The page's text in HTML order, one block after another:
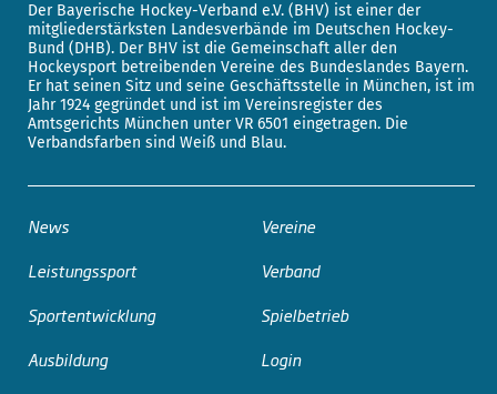
Der Bayerische Hockey-Verband e.V. (BHV) ist einer der
mitgliederstärksten Landesverbände im Deutschen Hockey-
Bund (DHB). Der BHV ist die Gemeinschaft aller den
Hockeysport betreibenden Vereine des Bundeslandes Bayern.
Er hat seinen Sitz und seine Geschäftsstelle in München, ist im
Jahr 1924 gegründet und ist im Vereinsregister des
Amtsgerichts München unter VR 6501 eingetragen. Die
Verbandsfarben sind Weiß und Blau.
News
Leistungssport
Sportentwicklung
Ausbildung
Vereine
Verband
Spielbetrieb
Login